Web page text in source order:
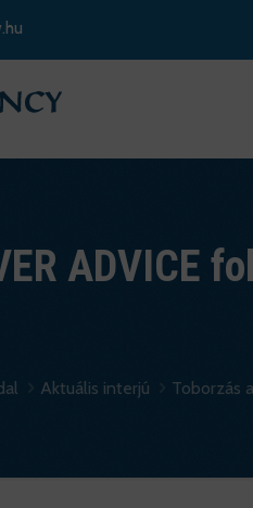
ADVICE
Aktuális interjú Toborzás